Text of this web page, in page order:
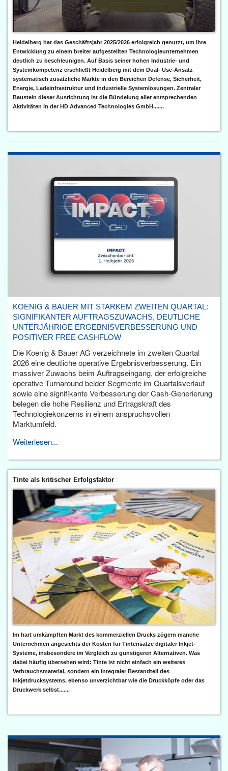
Heidelberg hat das Geschäftsjahr 2025/2026 erfolgreich genutzt, um ihre
Entwicklung zu einem breiter aufgestellten Technologieunternehmen
deutlich zu beschleunigen. Auf Basis seiner hohen Industrie- und
Systemkompetenz erschließt Heidelberg mit dem Dual- Use-Ansatz
systematisch zusätzliche Märkte in den Bereichen Defense, Sicherheit,
Energie, Ladeinfrastruktur und industrielle Systemlösungen. Zentraler
Baustein dieser Ausrichtung ist die Bündelung aller entsprechenden
Aktivitäten in der HD Advanced Technologies GmbH.......
KOENIG & BAUER MIT STARKEM ZWEITEN QUARTAL:
SIGNIFIKANTER AUFTRAGSZUWACHS, DEUTLICHE
UNTERJÄHRIGE ERGEBNISVERBESSERUNG UND
POSITIVER FREE CASHFLOW
Die Koenig & Bauer AG verzeichnete im zweiten Quartal
2026 eine deutliche operative Ergebnisverbesserung. Ein
massiver Zuwachs beim Auftragseingang, der erfolgreiche
operative Turnaround beider Segmente im Quartalsverlauf
sowie eine signifikante Verbesserung der Cash-Generierung
belegen die hohe Resilienz und Ertragskraft des
Technologiekonzerns in einem anspruchsvollen
Marktumfeld.
Weiterlesen...
Tinte als kritischer Erfolgsfaktor
Im hart umkämpften Markt des kommerziellen Drucks zögern manche
Unternehmen angesichts der Kosten für Tintensätze digitaler Inkjet-
Systeme, insbesondere im Vergleich zu günstigeren Alternativen. Was
dabei häufig übersehen wird: Tinte ist nicht einfach ein weiteres
Verbrauchsmaterial, sondern ein integraler Bestandteil des
Inkjetdrucksystems, ebenso unverzichtbar wie die Druckköpfe oder das
Druckwerk selbst.......